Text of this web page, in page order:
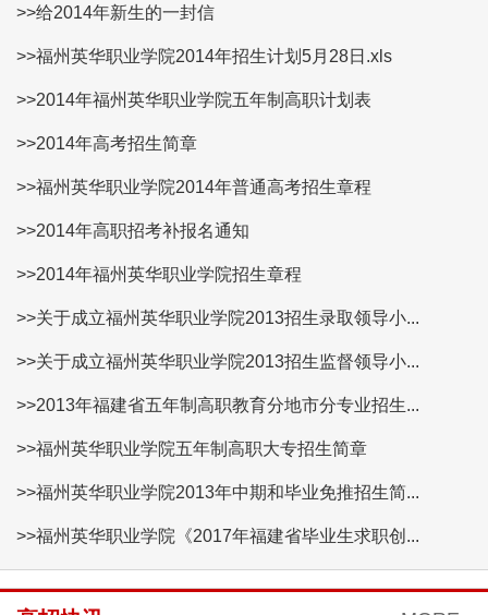
>>给2014年新生的一封信
>>福州英华职业学院2014年招生计划5月28日.xls
>>2014年福州英华职业学院五年制高职计划表
>>2014年高考招生简章
>>福州英华职业学院2014年普通高考招生章程
>>2014年高职招考补报名通知
>>2014年福州英华职业学院招生章程
>>关于成立福州英华职业学院2013招生录取领导小...
>>关于成立福州英华职业学院2013招生监督领导小...
>>2013年福建省五年制高职教育分地市分专业招生...
>>福州英华职业学院五年制高职大专招生简章
>>福州英华职业学院2013年中期和毕业免推招生简...
>>福州英华职业学院《2017年福建省毕业生求职创...